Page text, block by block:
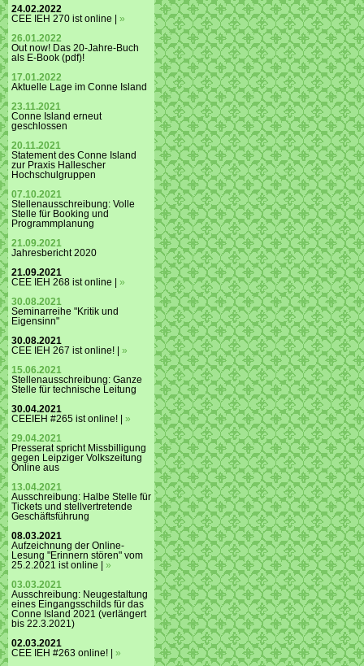
24.02.2022
CEE IEH 270 ist online | »
26.01.2022
Out now! Das 20-Jahre-Buch
als E-Book (pdf)!
17.01.2022
Aktuelle Lage im Conne Island
23.11.2021
Conne Island erneut
geschlossen
20.11.2021
Statement des Conne Island
zur Praxis Hallescher
Hochschulgruppen
07.10.2021
Stellenausschreibung: Volle
Stelle für Booking und
Programmplanung
21.09.2021
Jahresbericht 2020
21.09.2021
CEE IEH 268 ist online | »
30.08.2021
Seminarreihe "Kritik und
Eigensinn"
30.08.2021
CEE IEH 267 ist online! | »
15.06.2021
Stellenausschreibung: Ganze
Stelle für technische Leitung
30.04.2021
CEEIEH #265 ist online! | »
29.04.2021
Presserat spricht Missbilligung
gegen Leipziger Volkszeitung
Online aus
13.04.2021
Ausschreibung: Halbe Stelle für
Tickets und stellvertretende
Geschäftsführung
08.03.2021
Aufzeichnung der Online-
Lesung "Erinnern stören" vom
25.2.2021 ist online | »
03.03.2021
Ausschreibung: Neugestaltung
eines Eingangsschilds für das
Conne Island 2021 (verlängert
bis 22.3.2021)
02.03.2021
CEE IEH #263 online! | »